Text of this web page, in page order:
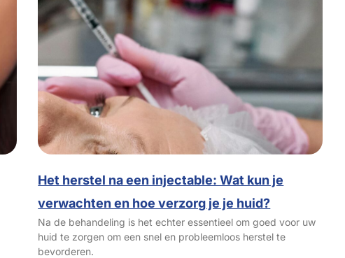
Het herstel na een injectable: Wat kun je
verwachten en hoe verzorg je je huid?
Na de behandeling is het echter essentieel om goed voor uw
huid te zorgen om een snel en probleemloos herstel te
bevorderen.